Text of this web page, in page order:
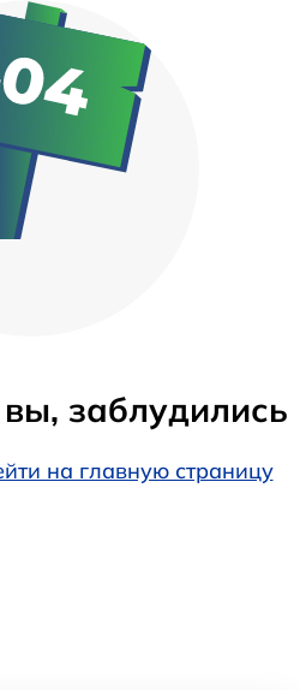
заблудились
на главную страницу